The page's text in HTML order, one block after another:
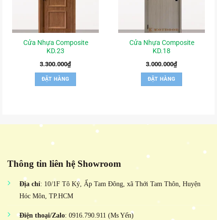
Cửa Nhựa Composite
KD.23
3.300.000₫
ĐẶT HÀNG
Cửa Nhựa Composite
KD.18
3.000.000₫
ĐẶT HÀNG
Thông tin liên hệ Showroom
Địa chỉ: 10/1F Tô Ký, Ấp Tam Đông, xã Thới Tam Thôn, Huyện
Hóc Môn, TP.HCM
Điện thoại/Zalo: 0916.790.911 (Ms Yến)